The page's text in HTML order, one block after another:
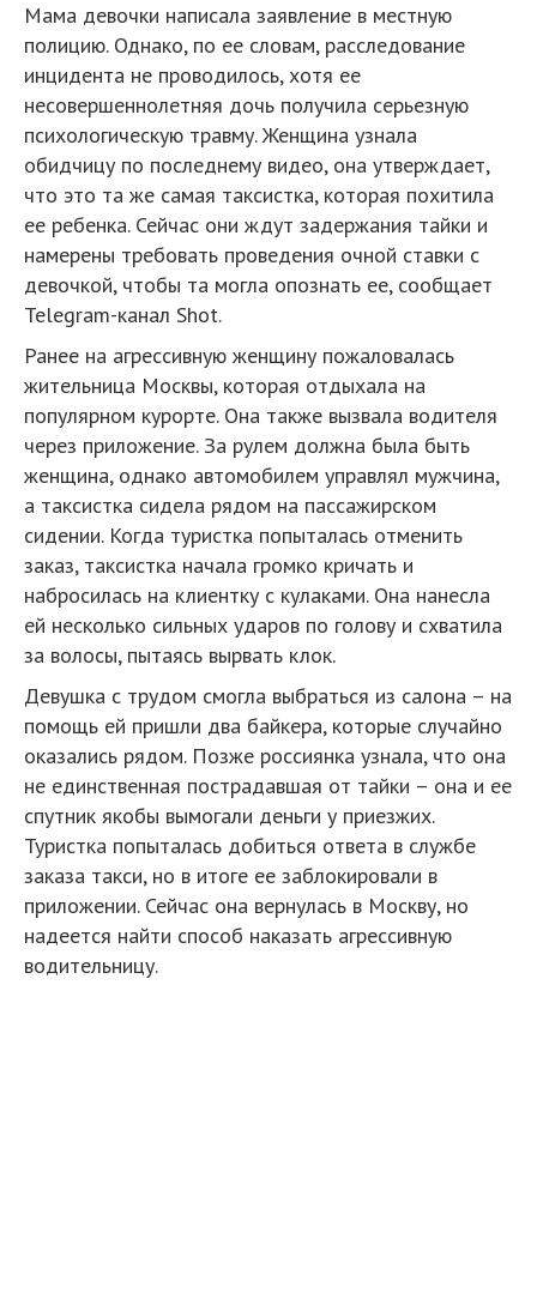
Мама девочки написала заявление в местную
полицию. Однако, по ее словам, расследование
инцидента не проводилось, хотя ее
несовершеннолетняя дочь получила серьезную
психологическую травму. Женщина узнала
обидчицу по последнему видео, она утверждает,
что это та же самая таксистка, которая похитила
ее ребенка. Сейчас они ждут задержания тайки и
намерены требовать проведения очной ставки с
девочкой, чтобы та могла опознать ее, сообщает
Telegram-канал Shot.
Ранее на агрессивную женщину пожаловалась
жительница Москвы, которая отдыхала на
популярном курорте. Она также вызвала водителя
через приложение. За рулем должна была быть
женщина, однако автомобилем управлял мужчина,
а таксистка сидела рядом на пассажирском
сидении. Когда туристка попыталась отменить
заказ, таксистка начала громко кричать и
набросилась на клиентку с кулаками. Она нанесла
ей несколько сильных ударов по голову и схватила
за волосы, пытаясь вырвать клок.
Девушка с трудом смогла выбраться из салона – на
помощь ей пришли два байкера, которые случайно
оказались рядом. Позже россиянка узнала, что она
не единственная пострадавшая от тайки – она и ее
спутник якобы вымогали деньги у приезжих.
Туристка попыталась добиться ответа в службе
заказа такси, но в итоге ее заблокировали в
приложении. Сейчас она вернулась в Москву, но
надеется найти способ наказать агрессивную
водительницу.